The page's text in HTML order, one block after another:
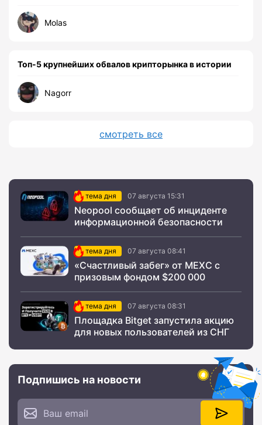
Molas
Топ-5 крупнейших обвалов крипторынка в истории
Nagorr
смотреть все
тема дня 07 августа 15:31
Neopool сообщает об инциденте
информационной безопасности
тема дня 07 августа 08:41
«Счастливый забег» от MEXC с
призовым фондом $200 000
тема дня 07 августа 08:31
Площадка Bitget запустила акцию
для новых пользователей из СНГ
Подпишись на новости